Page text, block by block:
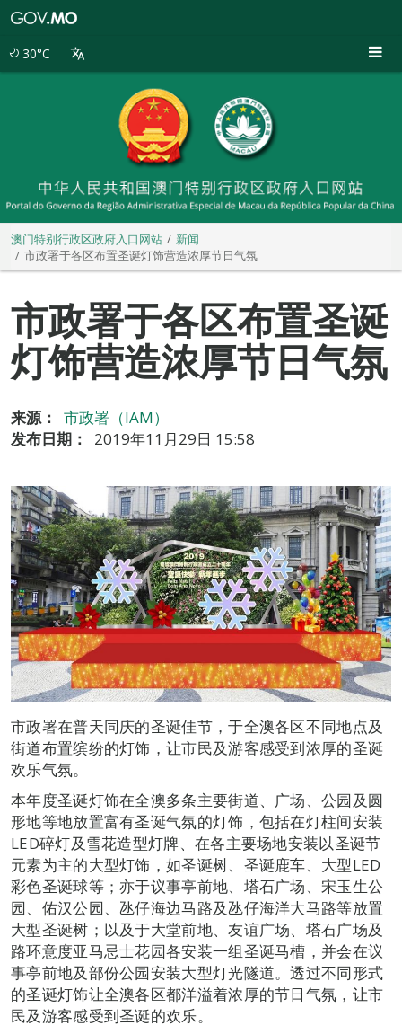
30°C
澳门特别行政区政府入口网站
新闻
市政署于各区布置圣诞灯饰营造浓厚节日气氛
市政署于各区布置圣诞
灯饰营造浓厚节日气氛
来源：
市政署（IAM）
发布日期：
2019年11月29日 15:58
市政署在普天同庆的圣诞佳节，于全澳各区不同地点及
街道布置缤纷的灯饰，让市民及游客感受到浓厚的圣诞
欢乐气氛。
本年度圣诞灯饰在全澳多条主要街道、广场、公园及圆
形地等地放置富有圣诞气氛的灯饰，包括在灯柱间安装
LED碎灯及雪花造型灯牌、在各主要场地安装以圣诞节
元素为主的大型灯饰，如圣诞树、圣诞鹿车、大型LED
彩色圣诞球等；亦于议事亭前地、塔石广场、宋玉生公
园、佑汉公园、氹仔海边马路及氹仔海洋大马路等放置
大型圣诞树；以及于大堂前地、友谊广场、塔石广场及
路环意度亚马忌士花园各安装一组圣诞马槽，并会在议
事亭前地及部份公园安装大型灯光隧道。透过不同形式
的圣诞灯饰让全澳各区都洋溢着浓厚的节日气氛，让市
民及游客感受到圣诞的欢乐。